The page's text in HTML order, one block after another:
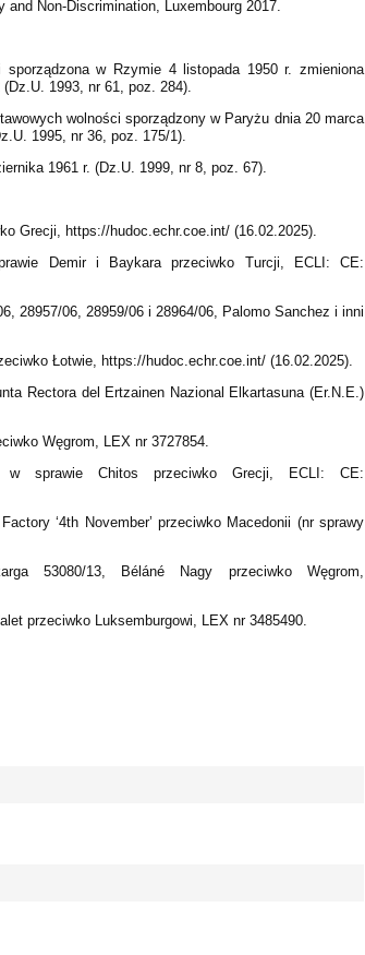
Non-Discrimination, Luxembourg 2017.
sporządzona w Rzymie 4 listopada 1950 r. zmieniona
1993, nr 61, poz. 284).
wolności sporządzony w Paryżu dnia 20 marca
1995, nr 36, poz. 175/1).
1961 r. (Dz.U. 1999, nr 8, poz. 67).
Grecji, https://hudoc.echr.coe.int/ (16.02.2025).
Demir i Baykara przeciwko Turcji, ECLI: CE:
28957/06, 28959/06 i 28964/06, Palomo Sanchez i inni
Łotwie, https://hudoc.echr.coe.int/ (16.02.2025).
Rectora del Ertzainen Nazional Elkartasuna (Er.N.E.)
Węgrom, LEX nr 3727854.
sprawie Chitos przeciwko Grecji, ECLI: CE:
‘4th November’ przeciwko Macedonii (nr sprawy
53080/13, Béláné Nagy przeciwko Węgrom,
przeciwko Luksemburgowi, LEX nr 3485490.